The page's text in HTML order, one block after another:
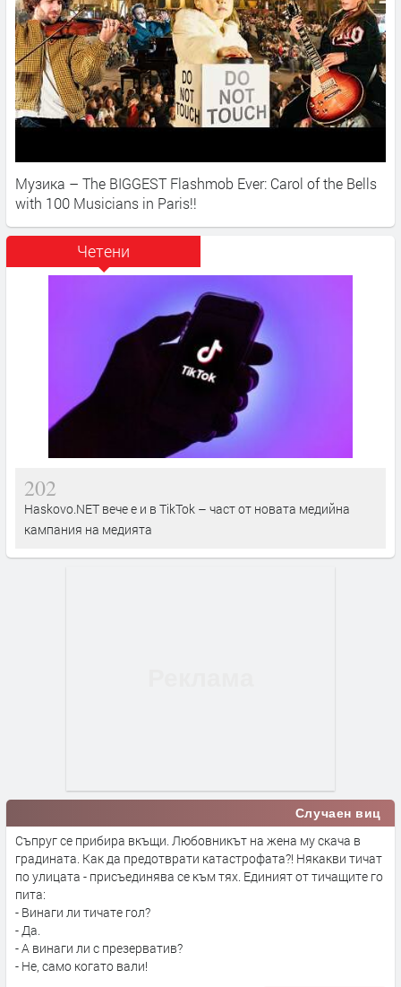
Музика – The BIGGEST Flashmob Ever: Carol of the Bells
with 100 Musicians in Paris!!
Четени
202
Haskovo.NET вече е и в TikTok – част от новата медийна
кампания на медията
Случаен виц
Съпруг се прибира вкъщи. Любовникът на жена му скача в
градината. Как да предотврати катастрофата?! Някакви тичат
по улицата - присъединява се към тях. Единият от тичащите го
пита:
- Винаги ли тичате гол?
- Да.
- А винаги ли с презерватив?
- Не, само когато вали!